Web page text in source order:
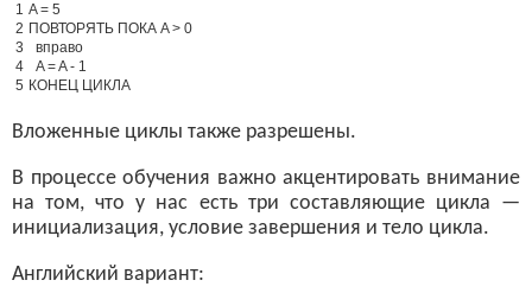
1
2
3
4
5
A = 5
ПОВТОРЯТЬ ПОКА A > 0
вправо
A =A - 1
КОНЕЦ ЦИКЛА
Вложенные циклы также разрешены.
В процессе обучения важно акцентировать внимание
на том, что у нас есть три составляющие цикла —
инициализация, условие завершения и тело цикла.
Английский вариант: